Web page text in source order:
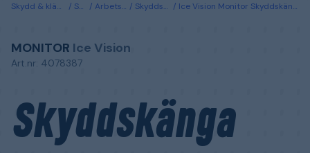
Skydd & kläder Skor Arbetsskor Skyddskängor Ice Vision Monitor Skyddskänga svart, BOA, S7S 35
MONITOR Ice Vision
Art.nr: 4078387
Skyddskänga